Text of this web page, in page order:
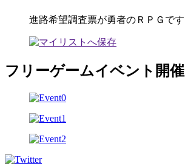
進路希望調査票が勇者のＲＰＧです
フリーゲームイベント開催